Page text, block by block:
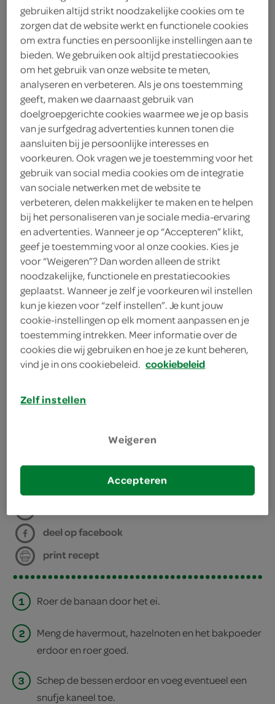
in een mok
ingrediënten
kaneelpoeder
handje blauwe bes
theelepel bakpoeder
1 eetlepel blanke hazelnoten
3 eetlepels havermout
1 ei
1 banaan
kies je winkel
bereiden
deel op facebook
print recept
1 Roer de banaan door het ei.
2
Meng de havermout, hazelnoten en het bakpoeder
erdoor en roer goed.
3
Schep de bessen erdoor en voeg eventueel een
snufje kaneel toe.
gebruiken altijd strikt noodzakelijke cookies om te
zorgen dat de website werkt en functionele cookies
om extra functies en persoonlijke instellingen aan te
bieden. We gebruiken ook altijd prestatiecookies
om het gebruik van onze website te meten,
analyseren en verbeteren. Als je ons toestemming
geeft, maken we daarnaast gebruik van
doelgroepgerichte cookies waarmee we je op basis
van je surfgedrag advertenties kunnen tonen die
aansluiten bij je persoonlijke interesses en
voorkeuren. Ook vragen we je toestemming voor het
gebruik van social media cookies om de integratie
van sociale netwerken met de website te
verbeteren, delen makkelijker te maken en te helpen
bij het personaliseren van je sociale media-ervaring
en advertenties. Wanneer je op “Accepteren” klikt,
geef je toestemming voor al onze cookies. Kies je
voor “Weigeren”? Dan worden alleen de strikt
noodzakelijke, functionele en prestatiecookies
geplaatst. Wanneer je zelf je voorkeuren wil instellen
kun je kiezen voor “zelf instellen”. Je kunt jouw
cookie-instellingen op elk moment aanpassen en je
toestemming intrekken. Meer informatie over de
cookies die wij gebruiken en hoe je ze kunt beheren,
vind je in ons cookiebeleid. cookiebeleid
Zelf instellen
Weigeren
Accepteren